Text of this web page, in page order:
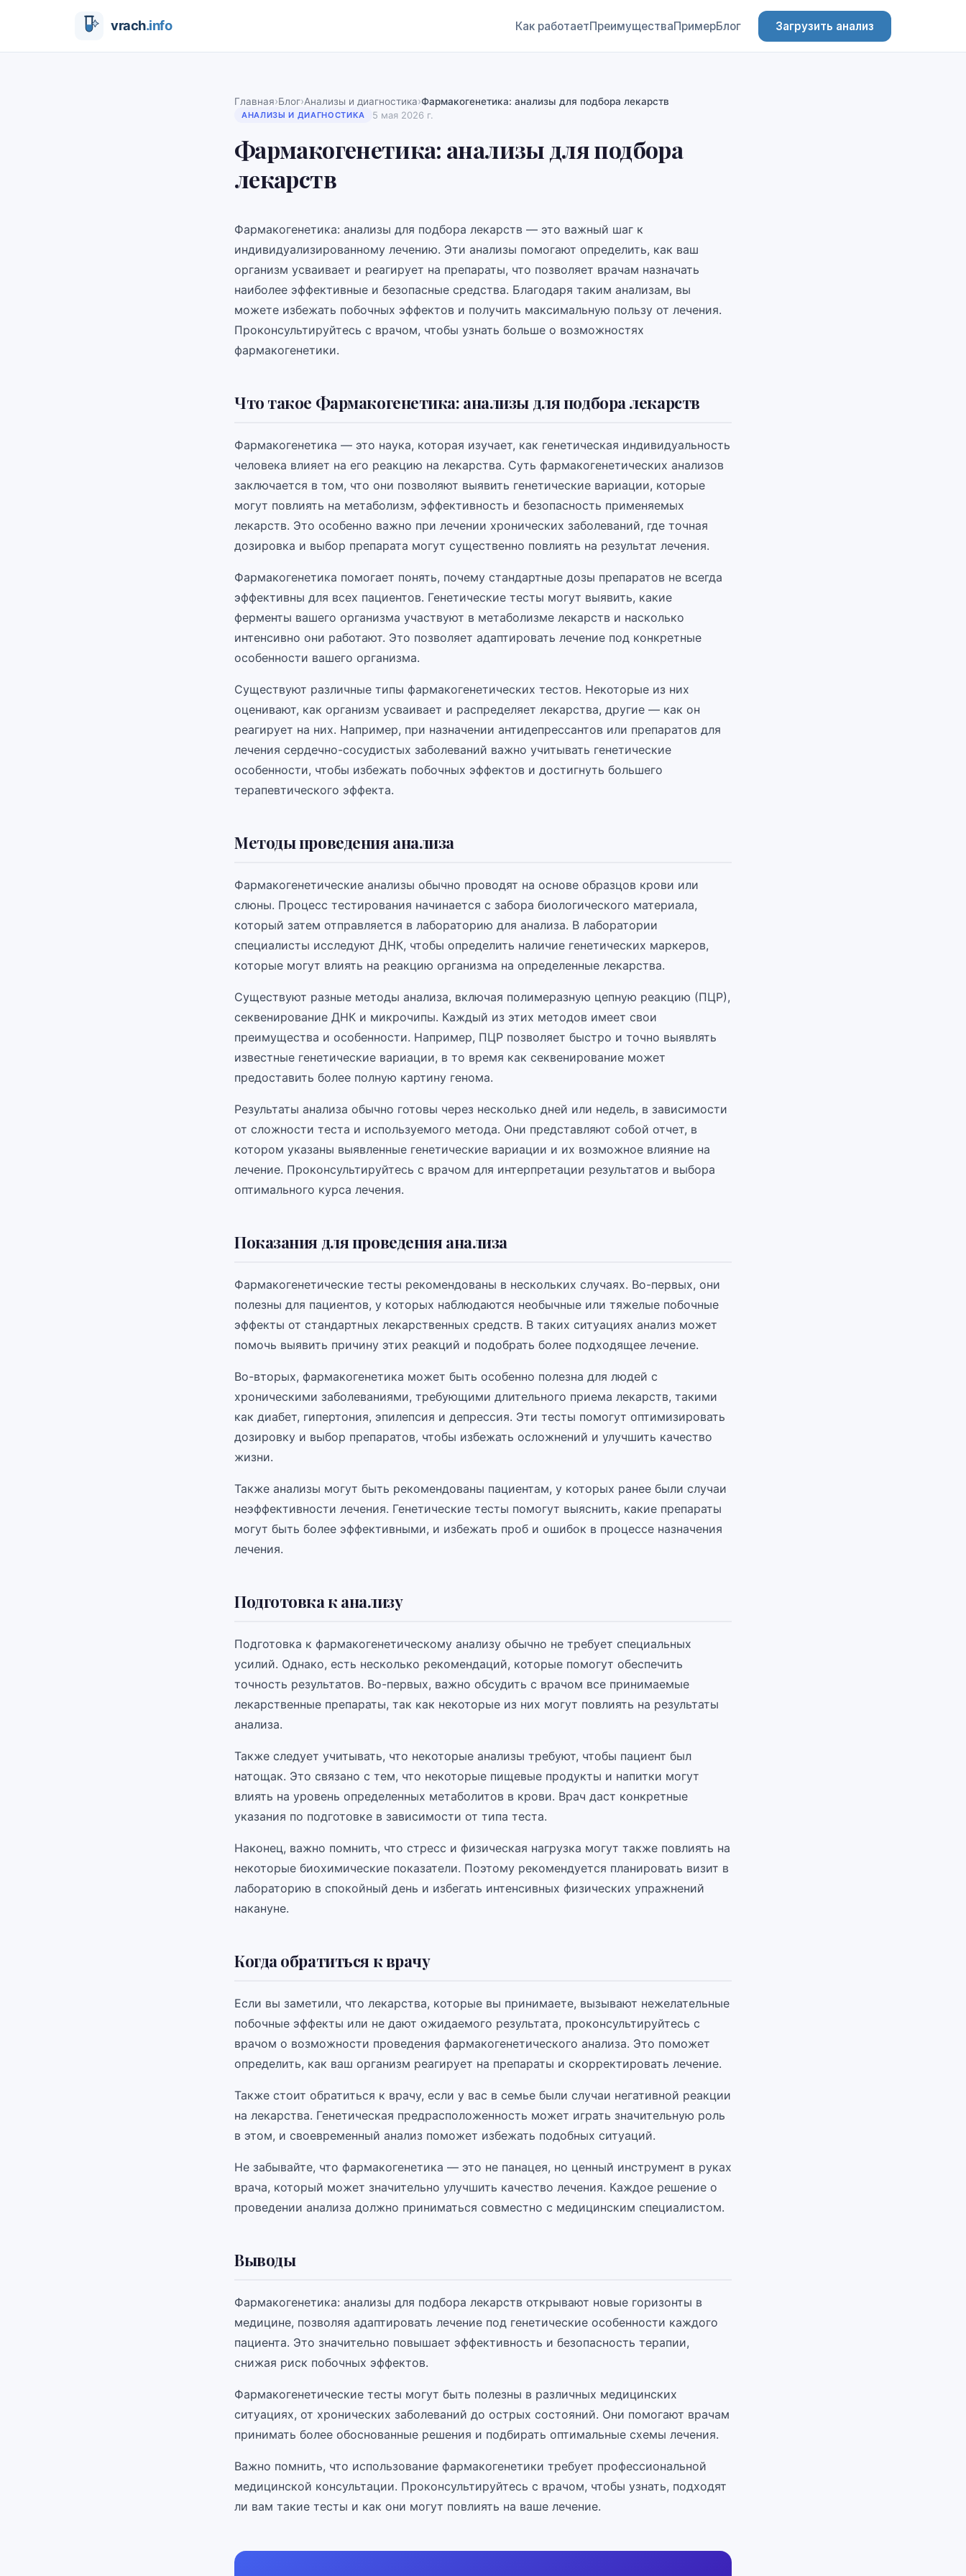
Как работаетПреимуществаПримерБлог Загрузить анализ
Главная›Блог›Анализы и диагностика›Фармакогенетика: анализы для подбора лекарств
АНАЛИЗЫ И ДИАГНОСТИКА 5 мая 2026 г.
Фармакогенетика: анализы для подбора
лекарств
Фармакогенетика: анализы для подбора лекарств — это важный шаг к
индивидуализированному лечению. Эти анализы помогают определить, как ваш
организм усваивает и реагирует на препараты, что позволяет врачам назначать
наиболее эффективные и безопасные средства. Благодаря таким анализам, вы
можете избежать побочных эффектов и получить максимальную пользу от лечения.
Проконсультируйтесь с врачом, чтобы узнать больше о возможностях
фармакогенетики.
Что такое Фармакогенетика: анализы для подбора лекарств
Фармакогенетика — это наука, которая изучает, как генетическая индивидуальность
человека влияет на его реакцию на лекарства. Суть фармакогенетических анализов
заключается в том, что они позволяют выявить генетические вариации, которые
могут повлиять на метаболизм, эффективность и безопасность применяемых
лекарств. Это особенно важно при лечении хронических заболеваний, где точная
дозировка и выбор препарата могут существенно повлиять на результат лечения.
Фармакогенетика помогает понять, почему стандартные дозы препаратов не всегда
эффективны для всех пациентов. Генетические тесты могут выявить, какие
ферменты вашего организма участвуют в метаболизме лекарств и насколько
интенсивно они работают. Это позволяет адаптировать лечение под конкретные
особенности вашего организма.
Существуют различные типы фармакогенетических тестов. Некоторые из них
оценивают, как организм усваивает и распределяет лекарства, другие — как он
реагирует на них. Например, при назначении антидепрессантов или препаратов для
лечения сердечно-сосудистых заболеваний важно учитывать генетические
особенности, чтобы избежать побочных эффектов и достигнуть большего
терапевтического эффекта.
Методы проведения анализа
Фармакогенетические анализы обычно проводят на основе образцов крови или
слюны. Процесс тестирования начинается с забора биологического материала,
который затем отправляется в лабораторию для анализа. В лаборатории
специалисты исследуют ДНК, чтобы определить наличие генетических маркеров,
которые могут влиять на реакцию организма на определенные лекарства.
Существуют разные методы анализа, включая полимеразную цепную реакцию (ПЦР),
секвенирование ДНК и микрочипы. Каждый из этих методов имеет свои
преимущества и особенности. Например, ПЦР позволяет быстро и точно выявлять
известные генетические вариации, в то время как секвенирование может
предоставить более полную картину генома.
Результаты анализа обычно готовы через несколько дней или недель, в зависимости
от сложности теста и используемого метода. Они представляют собой отчет, в
котором указаны выявленные генетические вариации и их возможное влияние на
лечение. Проконсультируйтесь с врачом для интерпретации результатов и выбора
оптимального курса лечения.
Показания для проведения анализа
Фармакогенетические тесты рекомендованы в нескольких случаях. Во-первых, они
полезны для пациентов, у которых наблюдаются необычные или тяжелые побочные
эффекты от стандартных лекарственных средств. В таких ситуациях анализ может
помочь выявить причину этих реакций и подобрать более подходящее лечение.
Во-вторых, фармакогенетика может быть особенно полезна для людей с
хроническими заболеваниями, требующими длительного приема лекарств, такими
как диабет, гипертония, эпилепсия и депрессия. Эти тесты помогут оптимизировать
дозировку и выбор препаратов, чтобы избежать осложнений и улучшить качество
жизни.
Также анализы могут быть рекомендованы пациентам, у которых ранее были случаи
неэффективности лечения. Генетические тесты помогут выяснить, какие препараты
могут быть более эффективными, и избежать проб и ошибок в процессе назначения
лечения.
Подготовка к анализу
Подготовка к фармакогенетическому анализу обычно не требует специальных
усилий. Однако, есть несколько рекомендаций, которые помогут обеспечить
точность результатов. Во-первых, важно обсудить с врачом все принимаемые
лекарственные препараты, так как некоторые из них могут повлиять на результаты
анализа.
Также следует учитывать, что некоторые анализы требуют, чтобы пациент был
натощак. Это связано с тем, что некоторые пищевые продукты и напитки могут
влиять на уровень определенных метаболитов в крови. Врач даст конкретные
указания по подготовке в зависимости от типа теста.
Наконец, важно помнить, что стресс и физическая нагрузка могут также повлиять на
некоторые биохимические показатели. Поэтому рекомендуется планировать визит в
лабораторию в спокойный день и избегать интенсивных физических упражнений
накануне.
Когда обратиться к врачу
Если вы заметили, что лекарства, которые вы принимаете, вызывают нежелательные
побочные эффекты или не дают ожидаемого результата, проконсультируйтесь с
врачом о возможности проведения фармакогенетического анализа. Это поможет
определить, как ваш организм реагирует на препараты и скорректировать лечение.
Также стоит обратиться к врачу, если у вас в семье были случаи негативной реакции
на лекарства. Генетическая предрасположенность может играть значительную роль
в этом, и своевременный анализ поможет избежать подобных ситуаций.
Не забывайте, что фармакогенетика — это не панацея, но ценный инструмент в руках
врача, который может значительно улучшить качество лечения. Каждое решение о
проведении анализа должно приниматься совместно с медицинским специалистом.
Выводы
Фармакогенетика: анализы для подбора лекарств открывают новые горизонты в
медицине, позволяя адаптировать лечение под генетические особенности каждого
пациента. Это значительно повышает эффективность и безопасность терапии,
снижая риск побочных эффектов.
Фармакогенетические тесты могут быть полезны в различных медицинских
ситуациях, от хронических заболеваний до острых состояний. Они помогают врачам
принимать более обоснованные решения и подбирать оптимальные схемы лечения.
Важно помнить, что использование фармакогенетики требует профессиональной
медицинской консультации. Проконсультируйтесь с врачом, чтобы узнать, подходят
ли вам такие тесты и как они могут повлиять на ваше лечение.